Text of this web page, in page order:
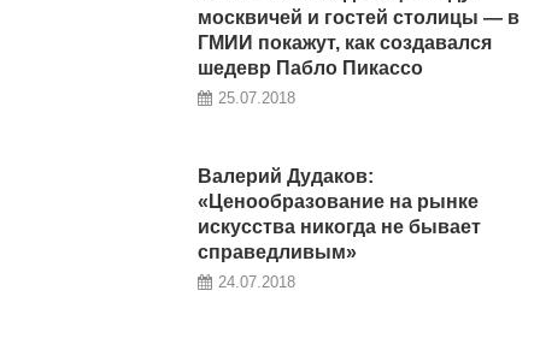
москвичей и гостей столицы — в
ГМИИ покажут, как создавался
шедевр Пабло Пикассо
25.07.2018
Валерий Дудаков:
«Ценообразование на рынке
искусства никогда не бывает
справедливым»
24.07.2018